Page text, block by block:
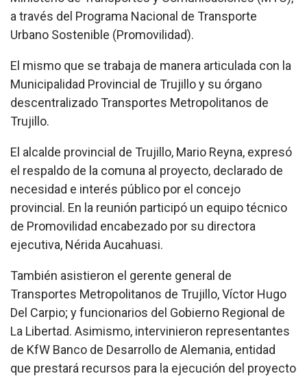
a través del Programa Nacional de Transporte
Urbano Sostenible (Promovilidad).
El mismo que se trabaja de manera articulada con la
Municipalidad Provincial de Trujillo y su órgano
descentralizado Transportes Metropolitanos de
Trujillo.
El alcalde provincial de Trujillo, Mario Reyna, expresó
el respaldo de la comuna al proyecto, declarado de
necesidad e interés público por el concejo
provincial. En la reunión participó un equipo técnico
de Promovilidad encabezado por su directora
ejecutiva, Nérida Aucahuasi.
También asistieron el gerente general de
Transportes Metropolitanos de Trujillo, Víctor Hugo
Del Carpio; y funcionarios del Gobierno Regional de
La Libertad. Asimismo, intervinieron representantes
de KfW Banco de Desarrollo de Alemania, entidad
que prestará recursos para la ejecución del proyecto